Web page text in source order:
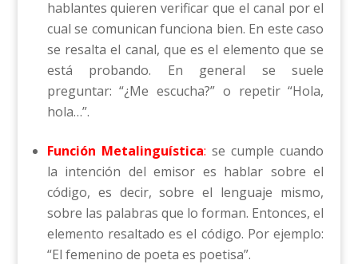
hablantes quieren verificar que el canal por el
cual se comunican funciona bien. En este caso
se resalta el canal, que es el elemento que se
está probando. En general se suele
preguntar: “¿Me escucha?” o repetir “Hola,
hola…”.
Función Metalinguística: se cumple cuando
la intención del emisor es hablar sobre el
código, es decir, sobre el lenguaje mismo,
sobre las palabras que lo forman. Entonces, el
elemento resaltado es el código. Por ejemplo:
“El femenino de poeta es poetisa”.